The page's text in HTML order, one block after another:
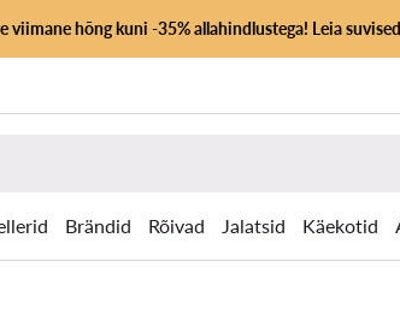
viimane hõng kuni -35% allahindlustega! Leia
Brändid Rõivad Jalatsid Käekotid